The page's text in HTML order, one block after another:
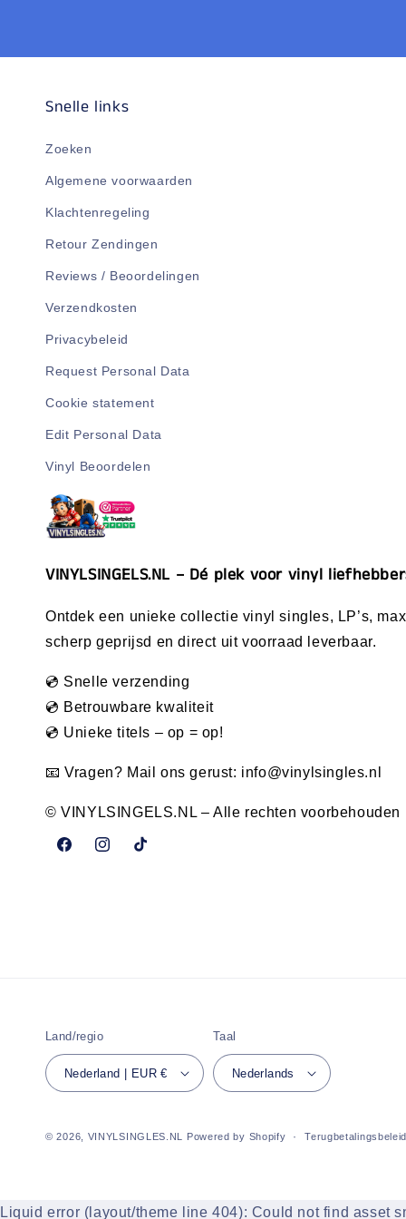
Snelle links
Zoeken
Algemene voorwaarden
Klachtenregeling
Retour Zendingen
Reviews / Beoordelingen
Verzendkosten
Privacybeleid
Request Personal Data
Cookie statement
Edit Personal Data
Vinyl Beoordelen
VINYLSINGELS.NL – Dé plek voor vinyl
Ontdek een unieke collectie vinyl singles, LP’s,
scherp geprijsd en direct uit voorraad leverbaar.
💿 Snelle verzending
💿 Betrouwbare kwaliteit
💿 Unieke titels – op = op!
📧 Vragen? Mail ons gerust: info@vinylsingles.nl
© VINYLSINGELS.NL – Alle rechten voorbehouden
FacebookInstagramTikTok
Land/regio
Nederland | EUR €
Taal
Nederlands
© 2026, VINYLSINGLES.NL Powered by Shopify
Liquid error (layout/theme line 404): Could not find asset